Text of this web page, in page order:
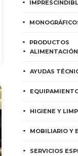
PRODUCTOS
ALIMENTACIÓN
AYUDAS
HIGIENE Y
MOBILIARIO Y
SERVICIOS